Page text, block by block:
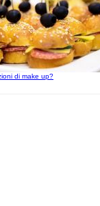
di make up?